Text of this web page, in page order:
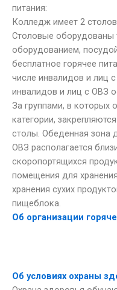
питания:
Колледж имеет 2
Столовые оборудованы
оборудованием,
бесплатное горячее
числе инвалидов и лиц
инвалидов и лиц с ОВЗ
За группами, в которых
категории,
столы. Обеденная зона
ОВЗ располагается
скоропортящихся
помещения для
хранения сухих
пищеблока.
Об организации
Об условиях охраны